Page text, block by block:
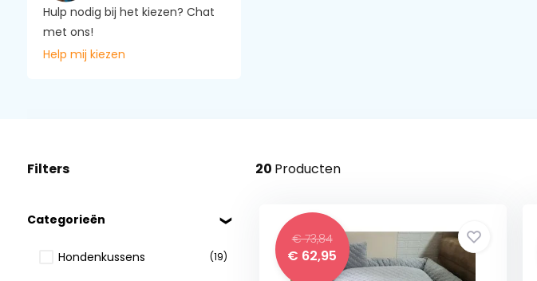
Hulp nodig bij het kiezen? Chat
met ons!
Help mij kiezen
Filters
Categorieën
Hondenkussens (19)
20 Producten
€ 73,84
€ 62,95